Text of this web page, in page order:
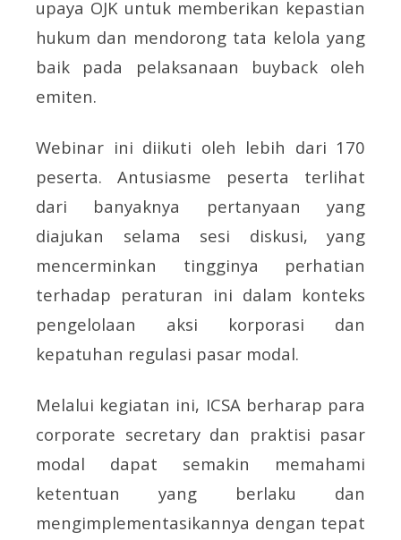
upaya OJK untuk memberikan kepastian
hukum dan mendorong tata kelola yang
baik pada pelaksanaan buyback oleh
emiten.
Webinar ini diikuti oleh lebih dari 170
peserta. Antusiasme peserta terlihat
dari banyaknya pertanyaan yang
diajukan selama sesi diskusi, yang
mencerminkan tingginya perhatian
terhadap peraturan ini dalam konteks
pengelolaan aksi korporasi dan
kepatuhan regulasi pasar modal.
Melalui kegiatan ini, ICSA berharap para
corporate secretary dan praktisi pasar
modal dapat semakin memahami
ketentuan yang berlaku dan
mengimplementasikannya dengan tepat